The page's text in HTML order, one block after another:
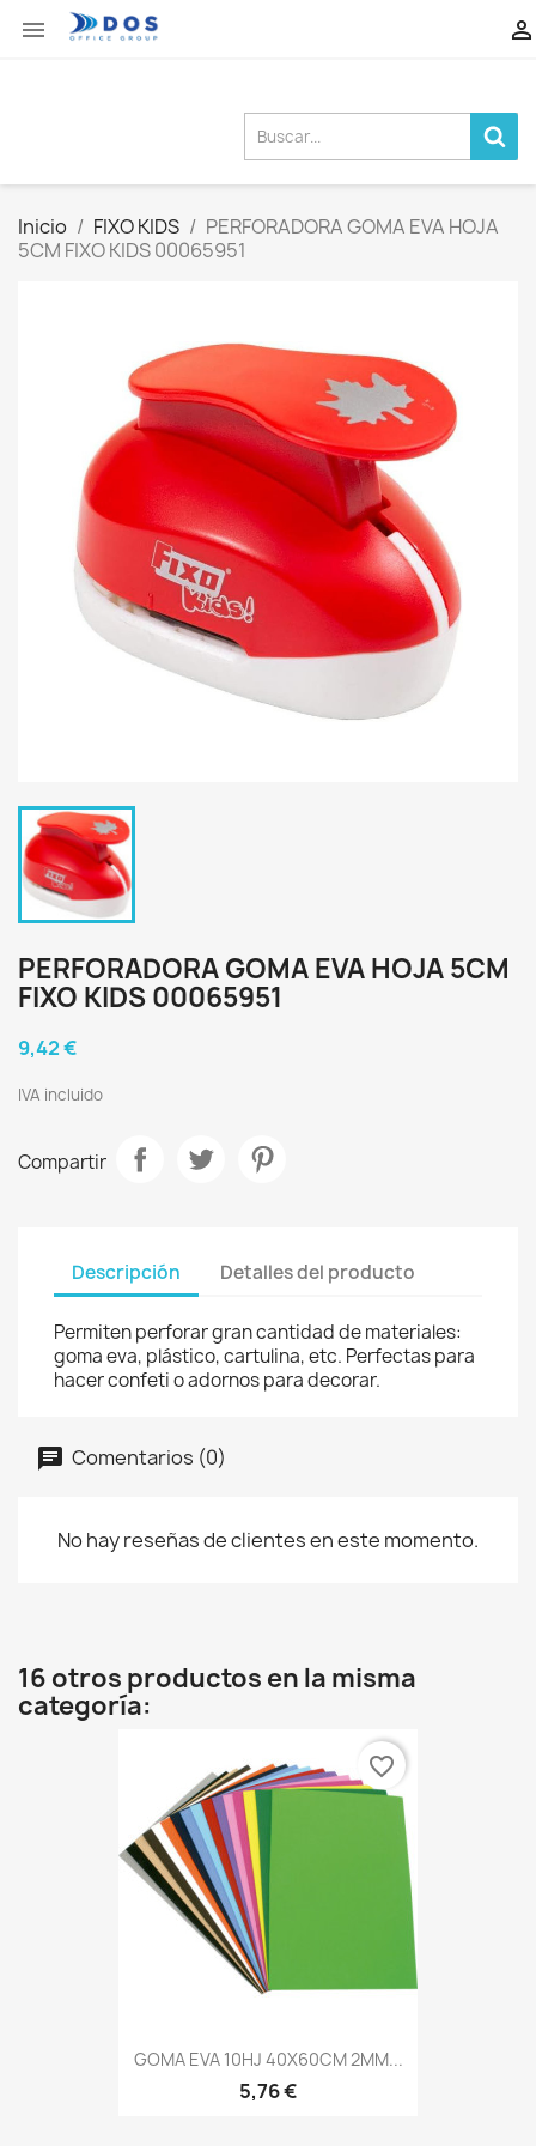
 
Inicio FIXO KIDS
PERFORADORA GOMA EVA HOJA
5CM FIXO KIDS 00065951
PERFORADORA GOMA EVA HOJA 5CM
FIXO KIDS 00065951
9,42 €
IVA incluido
Compartir
Descripción Detalles del producto
Permiten perforar gran cantidad de materiales:
goma eva, plástico, cartulina, etc. Perfectas para
hacer confeti o adornos para decorar.
Comentarios (0)
No hay reseñas de clientes en este momento.
16 otros productos en la misma
categoría:
GOMA EVA 10HJ 40X60CM 2MM...
5,76 €
favorite_border